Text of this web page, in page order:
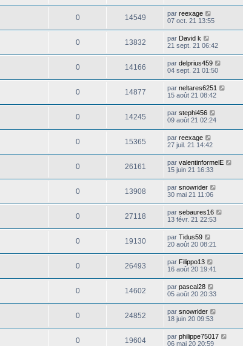
0 14549 par reexage
07 oct. 21 13:55
0 13832 par David k
21 sept. 21 06:42
0 14166 par delprius459
04 sept. 21 01:50
0 14877 par neltares6251
15 août 21 08:42
0 14245 par stephi456
09 août 21 02:24
0 15365 par reexage
27 juil. 21 14:42
0 26161 par valentinformelE
15 juin 21 16:33
0 13908 par snowrider
30 mai 21 11:06
0 27118 par sebaures16
13 févr. 21 22:53
0 19130 par Tidus59
20 août 20 08:21
0 26493 par Filippo13
16 août 20 19:41
0 14602 par pascal28
05 août 20 20:33
0 24852 par snowrider
18 juin 20 09:53
0 19604 par philippe75017
06 mai 20 20:59